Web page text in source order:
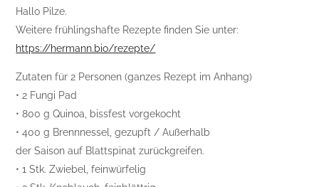
Hallo Pilze.
Weitere frühlingshafte Rezepte finden Sie unter:
https://hermann.bio/rezepte/
Zutaten für 2 Personen (ganzes Rezept im Anhang)
• 2 Fungi Pad
• 800 g Quinoa, bissfest vorgekocht
• 400 g Brennnessel, gezupft / Außerhalb
der Saison auf Blattspinat zurückgreifen.
• 1 Stk. Zwiebel, feinwürfelig